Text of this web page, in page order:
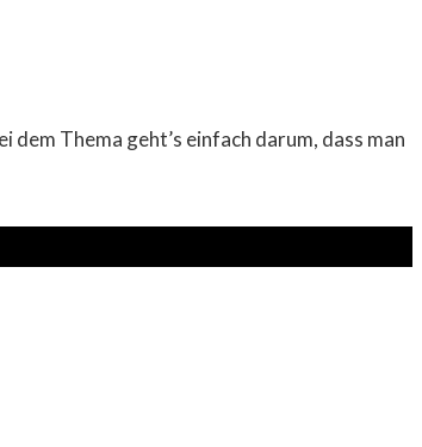
Thema geht’s einfach darum, dass man